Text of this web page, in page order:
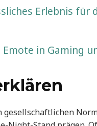
Erlebnis für
in Gaming
gesellschaftlichen